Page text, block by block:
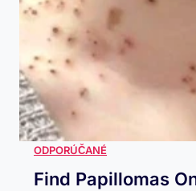
Find Papillomas